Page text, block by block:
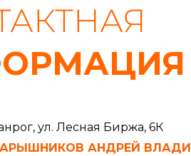
ул. Лесная Биржа, 6К
АНДРЕЙ